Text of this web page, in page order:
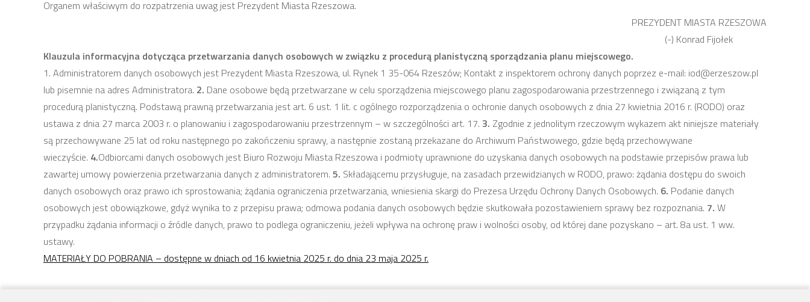
Organem właściwym do rozpatrzenia uwag jest Prezydent Miasta Rzeszowa.
PREZYDENT MIASTA RZESZOWA
(-) Konrad Fijołek
Klauzula informacyjna dotycząca przetwarzania danych osobowych w związku z procedurą planistyczną sporządzania planu miejscowego.
1. Administratorem danych osobowych jest Prezydent Miasta Rzeszowa, ul. Rynek 1 35-064 Rzeszów; Kontakt z inspektorem ochrony danych poprzez e-mail: iod@erzeszow.pl
lub pisemnie na adres Administratora. 2. Dane osobowe będą przetwarzane w celu sporządzenia miejscowego planu zagospodarowania przestrzennego i związaną z tym
procedurą planistyczną. Podstawą prawną przetwarzania jest art. 6 ust. 1 lit. c ogólnego rozporządzenia o ochronie danych osobowych z dnia 27 kwietnia 2016 r. (RODO) oraz
ustawa z dnia 27 marca 2003 r. o planowaniu i zagospodarowaniu przestrzennym – w szczególności art. 17. 3. Zgodnie z jednolitym rzeczowym wykazem akt niniejsze materiały
są przechowywane 25 lat od roku następnego po zakończeniu sprawy, a następnie zostaną przekazane do Archiwum Państwowego, gdzie będą przechowywane
wieczyście. 4.Odbiorcami danych osobowych jest Biuro Rozwoju Miasta Rzeszowa i podmioty uprawnione do uzyskania danych osobowych na podstawie przepisów prawa lub
zawartej umowy powierzenia przetwarzania danych z administratorem. 5. Składającemu przysługuje, na zasadach przewidzianych w RODO, prawo: żądania dostępu do swoich
danych osobowych oraz prawo ich sprostowania; żądania ograniczenia przetwarzania, wniesienia skargi do Prezesa Urzędu Ochrony Danych Osobowych. 6. Podanie danych
osobowych jest obowiązkowe, gdyż wynika to z przepisu prawa; odmowa podania danych osobowych będzie skutkowała pozostawieniem sprawy bez rozpoznania. 7. W
przypadku żądania informacji o źródle danych, prawo to podlega ograniczeniu, jeżeli wpływa na ochronę praw i wolności osoby, od której dane pozyskano – art. 8a ust. 1 ww.
ustawy.
MATERIAŁY DO POBRANIA – dostępne w dniach od 16 kwietnia 2025 r. do dnia 23 maja 2025 r.